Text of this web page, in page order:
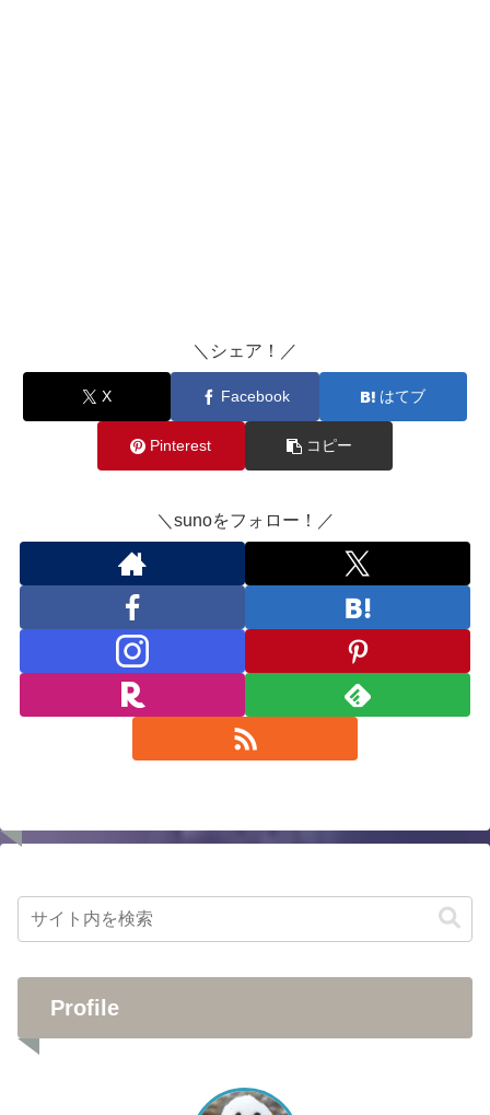
＼シェア！／
X Facebook はてブ
Pinterest コピー
＼sunoをフォロー！／
Profile